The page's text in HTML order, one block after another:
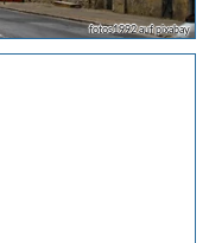
fotos1992 auf pixabay